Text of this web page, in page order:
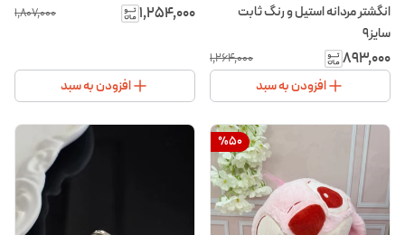
انگشتر مردانه استیل و رنگ ثابت
سایز۹
۸۹۳٬۰۰۰ ۱٬۲۶۴٬۰۰۰
افزودن به سبد
۱٬۲۵۴٬۰۰۰ ۱٬۸۰۷٬۰۰۰
افزودن به سبد
%50